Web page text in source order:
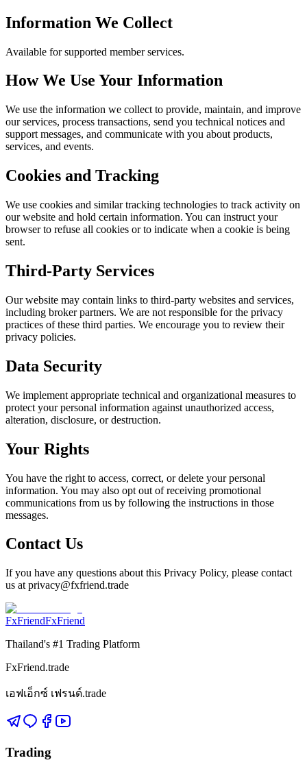
Information We Collect
Available for supported member services.
How We Use Your Information
We use the information we collect to provide, maintain, and improve
our services, process transactions, send you technical notices and
support messages, and communicate with you about products,
services, and events.
Cookies and Tracking
We use cookies and similar tracking technologies to track activity on
our website and hold certain information. You can instruct your
browser to refuse all cookies or to indicate when a cookie is being
sent.
Third-Party Services
Our website may contain links to third-party websites and services,
including broker partners. We are not responsible for the privacy
practices of these third parties. We encourage you to review their
privacy policies.
Data Security
We implement appropriate technical and organizational measures to
protect your personal information against unauthorized access,
alteration, disclosure, or destruction.
Your Rights
You have the right to access, correct, or delete your personal
information. You may also opt out of receiving promotional
communications from us by following the instructions in those
messages.
Contact Us
If you have any questions about this Privacy Policy, please contact
us at privacy@fxfriend.trade
FxFriendFxFriend
Thailand's #1 Trading Platform
FxFriend.trade
เอฟเอ็กซ์ เฟรนด์.trade
Trading